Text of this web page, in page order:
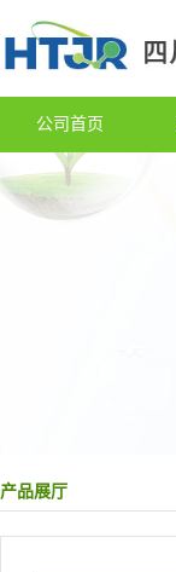
公司首页
产品展厅